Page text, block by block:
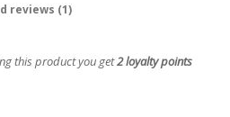
reviews (1)
this product you get2loyalty points